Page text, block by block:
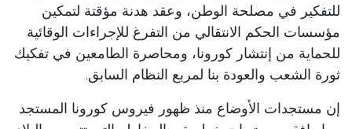
للتفكير في مصلحة الوطن، وعقد هدنة مؤقتة لتمكين
مؤسسات الحكم الانتقالي من التفرغ للإجراءات الوقائية
للحماية من إنتشار كورونا، ومحاصرة الطامعين في تفكيك
ثورة الشعب والعودة بنا لمربع النظام السابق.
إن مستجدات الأوضاع منذ ظهور فيروس كورونا المستجد